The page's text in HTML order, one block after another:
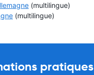
(multilingue)
(multilingue)
pratiques